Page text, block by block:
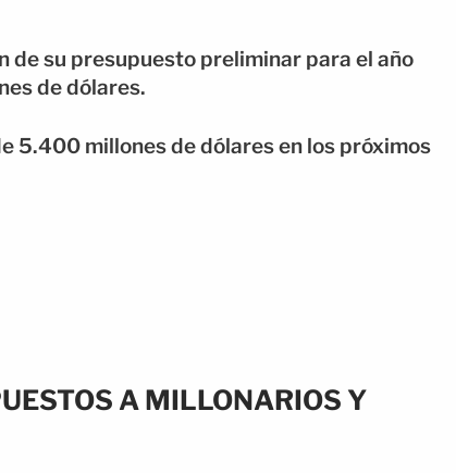
de su presupuesto preliminar para el año
de dólares.
5.400 millones de dólares en los próximos
A MILLONARIOS Y